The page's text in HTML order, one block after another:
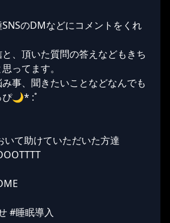
のDMなどにコメントをくれ
、頂いた質問の答えなどもきち
ってます。
事、聞きたいことなどなんでも
ぴ🌙* :ﾟ
いて助けていただいた方達
#睡眠導入